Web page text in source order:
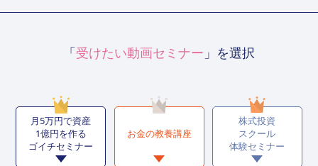
「受けたい動画セミナー 」を選択
月5万円で資産
1億円を作る
ゴイチセミナー
お金の教養講座
株式投資
スクール
体験セミナー